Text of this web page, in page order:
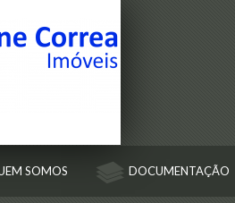
SOMOS DOCUMENTAÇÃO